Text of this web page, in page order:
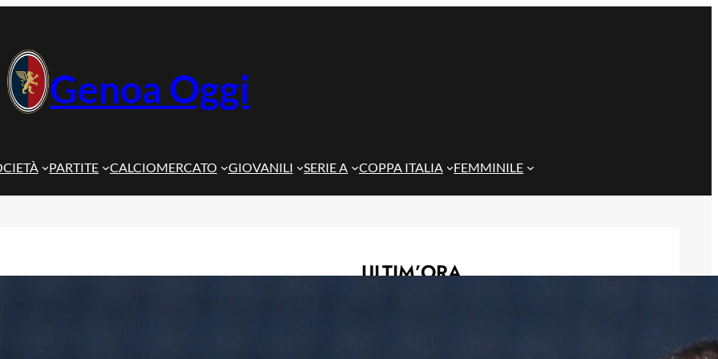
Genoa Oggi
PARTITE CALCIOMERCATO GIOVANILI SERIE A COPPA ITALIA FEMMINILE
ULTIM’ORA